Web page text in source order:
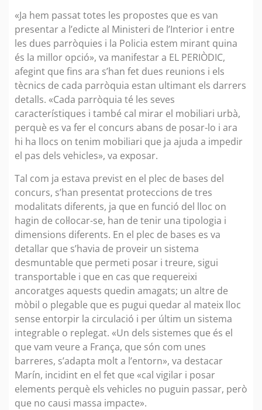
«Ja hem passat totes les propostes que es van
presentar a l’edicte al Ministeri de l’Interior i entre
les dues parròquies i la Policia estem mirant quina
és la millor opció», va manifestar a EL PERIÒDIC,
afegint que fins ara s’han fet dues reunions i els
tècnics de cada parròquia estan ultimant els darrers
detalls. «Cada parròquia té les seves
característiques i també cal mirar el mobiliari urbà,
perquè es va fer el concurs abans de posar-lo i ara
hi ha llocs on tenim mobiliari que ja ajuda a impedir
el pas dels vehicles», va exposar.
Tal com ja estava previst en el plec de bases del
concurs, s’han presentat proteccions de tres
modalitats diferents, ja que en funció del lloc on
hagin de col·locar-se, han de tenir una tipologia i
dimensions diferents. En el plec de bases es va
detallar que s’havia de proveir un sistema
desmuntable que permeti posar i treure, sigui
transportable i que en cas que requereixi
ancoratges aquests quedin amagats; un altre de
mòbil o plegable que es pugui quedar al mateix lloc
sense entorpir la circulació i per últim un sistema
integrable o replegat. «Un dels sistemes que és el
que vam veure a França, que són com unes
barreres, s’adapta molt a l’entorn», va destacar
Marín, incidint en el fet que «cal vigilar i posar
elements perquè els vehicles no puguin passar, però
que no causi massa impacte».